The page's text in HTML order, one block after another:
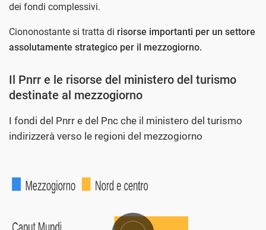
dei fondi complessivi.
Ciononostante si tratta di risorse importanti per un settore
assolutamente strategico per il mezzogiorno.
Il Pnrr e le risorse del ministero del turismo
destinate al mezzogiorno
I fondi del Pnrr e del Pnc che il ministero del turismo
indirizzerà verso le regioni del mezzogiorno